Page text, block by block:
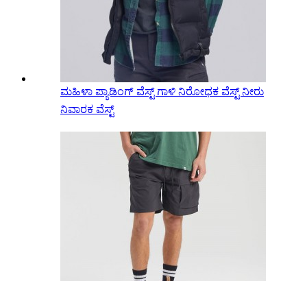
ಮಹಿಳಾ ಪ್ಯಾಡಿಂಗ್ ವೆಸ್ಟ್ ಗಾಳಿ ನಿರೋಧಕ ವೆಸ್ಟ್ ನೀರು
ನಿವಾರಕ ವೆಸ್ಟ್